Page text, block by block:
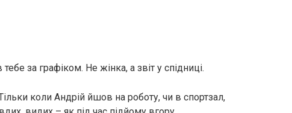
за графіком. Не жінка, а звіт у спідниці.
коли Андрій йшов на роботу, чи в спортзал,